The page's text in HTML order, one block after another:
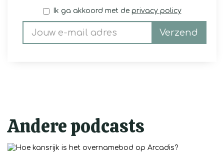
Ik ga akkoord met de privacy policy
Verzend
Andere podcasts